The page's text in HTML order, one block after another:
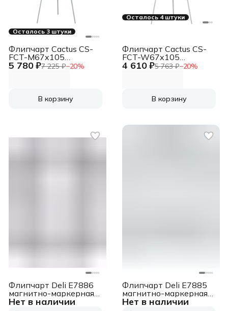
Осталось 3 штуки
5 780 ₽7 225 ₽−20%
Флипчарт Cactus CS-
FCT-M67x105
магнитно-маркерная
В корзину
Осталось 4 штуки
4 610 ₽5 763 ₽−20%
Флипчарт Cactus CS-
FCT-W67x105
меламиновая
В корзину
Нет в наличии
Флипчарт Deli E7886
магнитно-маркерная
лак 60x90см на
Нет в наличии
Флипчарт Deli E7885
магнитно-маркерная
лак 60x90см на